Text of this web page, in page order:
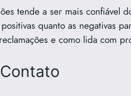
tende a ser mais confiável
quanto as negativas
e como lida com